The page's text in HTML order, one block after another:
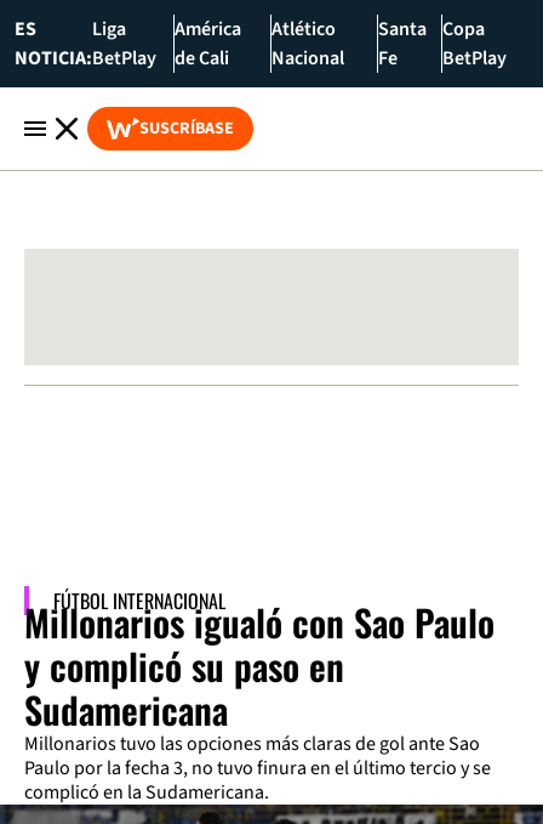
ES
NOTICIA:
Liga
BetPlay
América
de Cali
Atlético
Nacional
Santa
Fe
Copa
BetPlay
SUSCRÍBASE
FÚTBOL INTERNACIONAL
Millonarios igualó con Sao Paulo
y complicó su paso en
Sudamericana
Millonarios tuvo las opciones más claras de gol ante Sao
Paulo por la fecha 3, no tuvo finura en el último tercio y se
complicó en la Sudamericana.